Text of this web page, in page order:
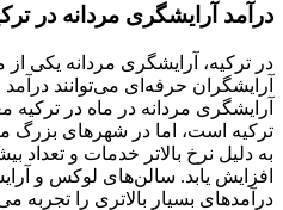
درآمد آرایشگری مردانه در
در ترکیه، آرایشگری مردانه یکی
آرایشگران حرفه‌ای می‌توانند
ترکیه است، اما در شهرهای بزرگ
به دلیل نرخ بالاتر خدمات و
افزایش یابد. سالن‌های لوکس و
درآمدهای بسیار بالاتری را تجربه